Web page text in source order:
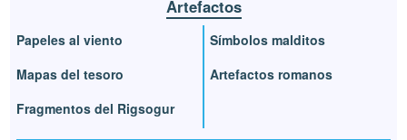
Artefactos
Papeles al viento
Mapas del tesoro
Fragmentos del Rigsogur
Símbolos malditos
Artefactos romanos